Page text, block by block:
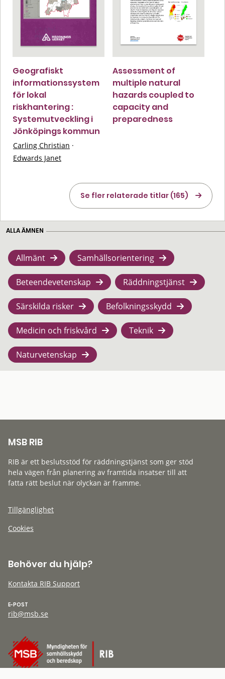
Geografiskt
informationssystem
för lokal
riskhantering :
Systemutveckling i
Jönköpings kommun
Carling Christian ·
Edwards Janet
Assessment of
multiple natural
hazards coupled to
capacity and
preparedness
Se fler relaterade titlar (165)
ALLA ÄMNEN
Allmänt Samhällsorientering
Beteendevetenskap Räddningstjänst
Särskilda risker Befolkningsskydd
Medicin och friskvård Teknik
Naturvetenskap
MSB RIB
RIB är ett beslutsstöd för räddningstjänst som ger stöd
hela vägen från planering av framtida insatser till att
fatta rätt beslut när olyckan är framme.
Tillgänglighet
Cookies
Behöver du hjälp?
Kontakta RIB Support
E-POST
rib@msb.se